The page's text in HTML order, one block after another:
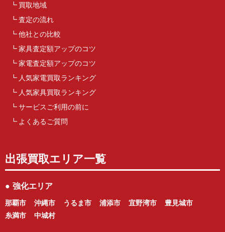
買取地域
査定の流れ
他社との比較
家具査定額アップのコツ
家電査定額アップのコツ
人気家電買取ランキング
人気家具買取ランキング
サービスご利用の前に
よくあるご質問
出張買取エリア一覧
● 強化エリア
那覇市 沖縄市 うるま市 浦添市 宜野湾市
豊見城市
糸満市
中城村